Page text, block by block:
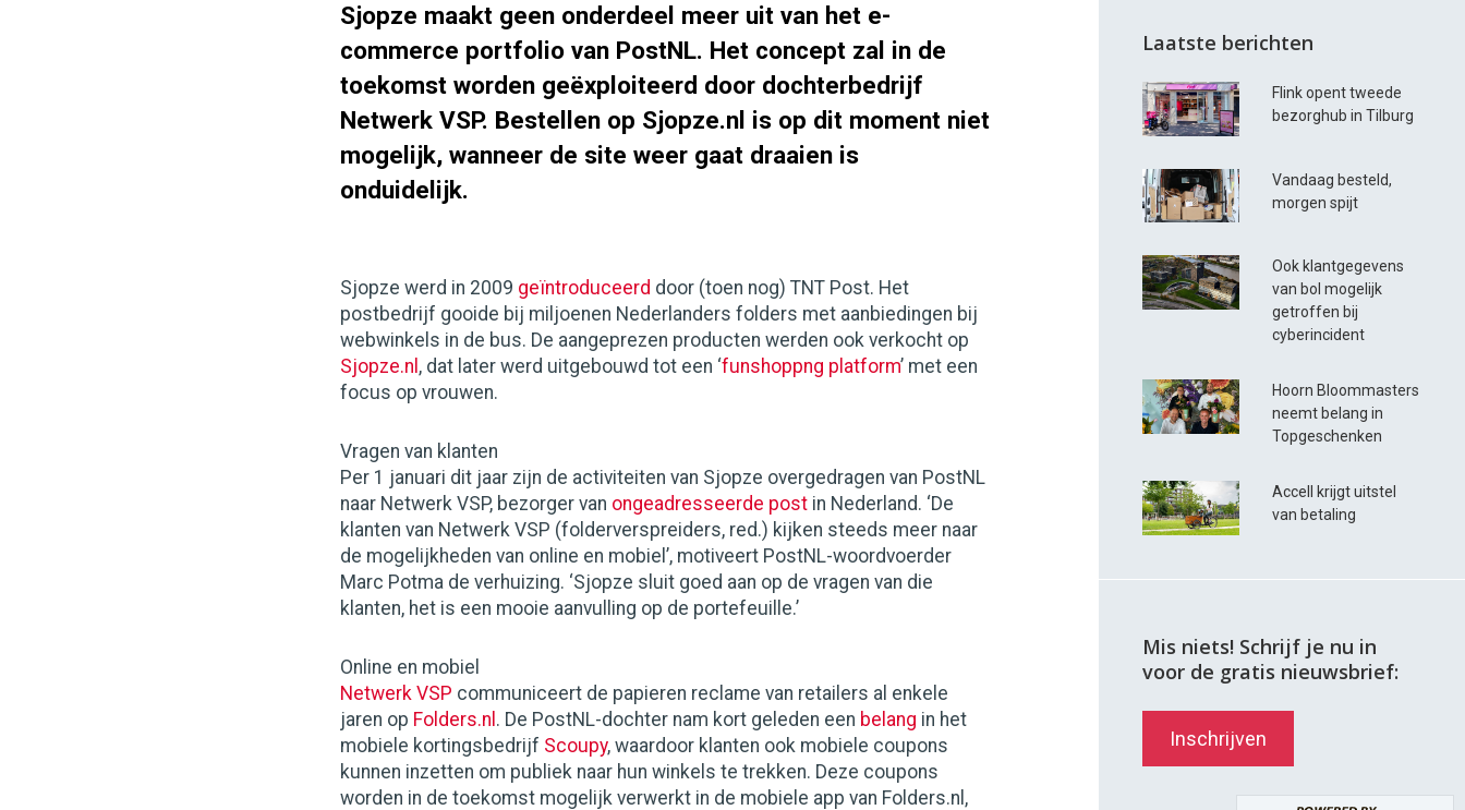
Sjopze maakt geen onderdeel meer uit van het e-
commerce portfolio van PostNL. Het concept zal in de
toekomst worden geëxploiteerd door dochterbedrijf
Netwerk VSP. Bestellen op Sjopze.nl is op dit moment niet
mogelijk, wanneer de site weer gaat draaien is
onduidelijk.
Sjopze werd in 2009 geïntroduceerd door (toen nog) TNT Post. Het
postbedrijf gooide bij miljoenen Nederlanders folders met aanbiedingen bij
webwinkels in de bus. De aangeprezen producten werden ook verkocht op
Sjopze.nl , dat later werd uitgebouwd tot een ‘funshoppng platform’ met een
focus op vrouwen.
Vragen van klanten
Per 1 januari dit jaar zijn de activiteiten van Sjopze overgedragen van PostNL
naar Netwerk VSP, bezorger van ongeadresseerde post in Nederland. ‘De
klanten van Netwerk VSP (folderverspreiders, red.) kijken steeds meer naar
de mogelijkheden van online en mobiel’, motiveert PostNL-woordvoerder
Marc Potma de verhuizing. ‘Sjopze sluit goed aan op de vragen van die
klanten, het is een mooie aanvulling op de portefeuille.’
Online en mobiel
Netwerk VSP communiceert de papieren reclame van retailers al enkele
jaren op Folders.nl . De PostNL-dochter nam kort geleden een belang in het
mobiele kortingsbedrijf Scoupy, waardoor klanten ook mobiele coupons
kunnen inzetten om publiek naar hun winkels te trekken. Deze coupons
worden in de toekomst mogelijk verwerkt in de mobiele app van Folders.nl,
Laatste berichten
Flink opent tweede
bezorghub in Tilburg
Vandaag besteld,
morgen spijt
Ook klantgegevens
van bol mogelijk
getroffen bij
cyberincident
Hoorn Bloommasters
neemt belang in
Topgeschenken
Accell krijgt uitstel
van betaling
Mis niets! Schrijf je nu in
voor de gratis nieuwsbrief:
Inschrijven